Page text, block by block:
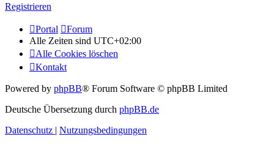
Registrieren
Portal
Forum
Alle Zeiten sind UTC+02:00
Alle Cookies löschen
Kontakt
Powered by phpBB® Forum Software © phpBB Limited
Deutsche Übersetzung durch phpBB.de
Datenschutz | Nutzungsbedingungen